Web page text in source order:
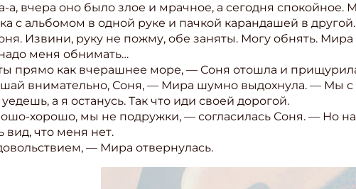
а, вчера оно было злое и мрачное, а сегодня спокойное.
с альбомом в одной руке и пачкой карандашей в другой.
Извини, руку не пожму, обе заняты. Могу обнять.
меня обнимать…
прямо как вчерашнее море, — Соня отошла и
внимательно, Соня, — Мира шумно выдохнула. — Мы с
а я останусь. Так что иди своей дорогой.
хорошо, мы не подружки, — согласилась Соня. — Но
вид, что меня нет.
— Мира отвернулась.